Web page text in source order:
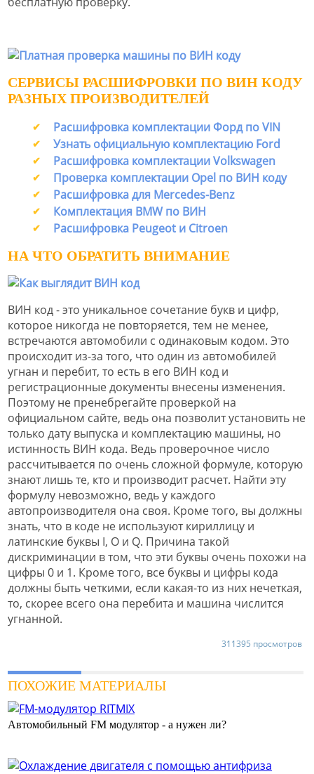
СЕРВИСЫ РАСШИФРОВКИ ПО ВИН КОДУ
РАЗНЫХ ПРОИЗВОДИТЕЛЕЙ
Расшифровка комплектации Форд по VIN
Узнать официальную комплектацию Ford
Расшифровка комплектации Volkswagen
Проверка комплектации Opel по ВИН коду
Расшифровка для Mercedes-Benz
Комплектация BMW по ВИН
Расшифровка Peugeot и Citroen
НА ЧТО ОБРАТИТЬ ВНИМАНИЕ
ВИН код - это уникальное сочетание букв и цифр,
которое никогда не повторяется, тем не менее,
встречаются автомобили с одинаковым кодом. Это
происходит из-за того, что один из автомобилей
угнан и перебит, то есть в его ВИН код и
регистрационные документы внесены изменения.
Поэтому не пренебрегайте проверкой на
официальном сайте, ведь она позволит установить не
только дату выпуска и комплектацию машины, но
истинность ВИН кода. Ведь проверочное число
рассчитывается по очень сложной формуле, которую
знают лишь те, кто и производит расчет. Найти эту
формулу невозможно, ведь у каждого
автопроизводителя она своя. Кроме того, вы должны
знать, что в коде не используют кириллицу и
латинские буквы I, O и Q. Причина такой
дискриминации в том, что эти буквы очень похожи на
цифры 0 и 1. Кроме того, все буквы и цифры кода
должны быть четкими, если какая-то из них нечеткая,
то, скорее всего она перебита и машина числится
угнанной.
311395 просмотров
ПОХОЖИЕ МАТЕРИАЛЫ
Автомобильный FM модулятор - а нужен ли?